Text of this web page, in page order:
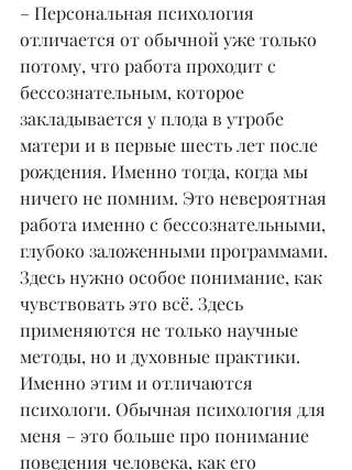
– Персональная психология
отличается от обычной уже только
потому, что работа проходит с
бессознательным, которое
закладывается у плода в утробе
матери и в первые шесть лет после
рождения. Именно тогда, когда мы
ничего не помним. Это невероятная
работа именно с бессознательными,
глубоко заложенными программами.
Здесь нужно особое понимание, как
чувствовать это всё. Здесь
применяются не только научные
методы, но и духовные практики.
Именно этим и отличаются
психологи. Обычная психология для
меня – это больше про понимание
поведения человека, как его